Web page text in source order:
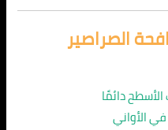
الصراصير
دائمًا
الأواني